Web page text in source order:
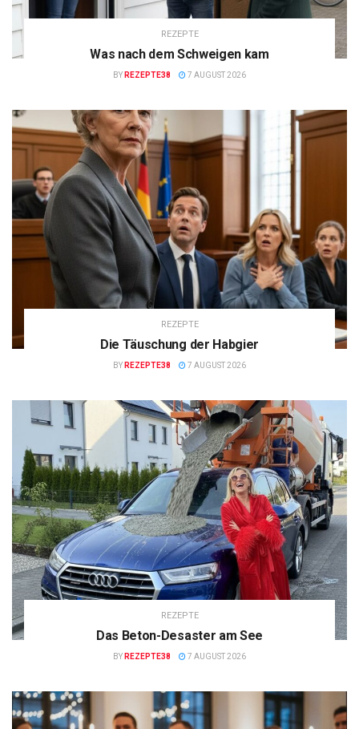
REZEPTE
Was nach dem Schweigen kam
BY REZEPTE38 7 AUGUST 2026
REZEPTE
Die Täuschung der Habgier
BY REZEPTE38 7 AUGUST 2026
REZEPTE
Das Beton-Desaster am See
BY REZEPTE38 7 AUGUST 2026